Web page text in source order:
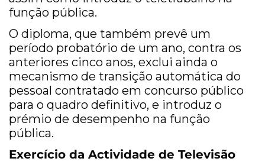
função pública.
O diploma, que também prevê um
período probatório de um ano, contra os
anteriores cinco anos, exclui ainda o
mecanismo de transição automática do
pessoal contratado em concurso público
para o quadro definitivo, e introduz o
prémio de desempenho na função
pública.
Exercício da Actividade de Televisão